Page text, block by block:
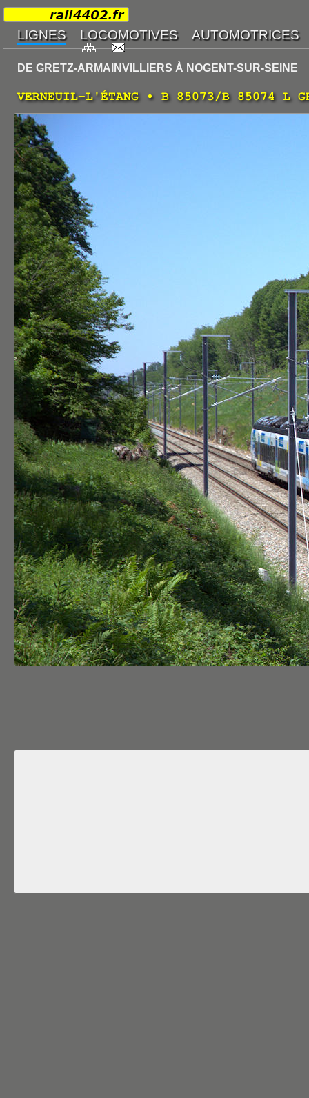
DE GRETZ-ARMAINVILLIERS À NOGENT-SUR-SEINE
VERNEUIL-L'ÉTANG • B 85073/B 85074 L